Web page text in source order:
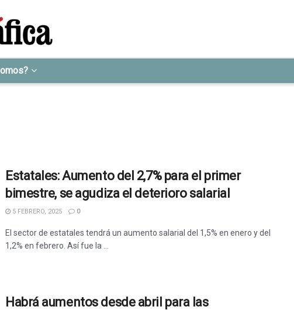
Estatales: Aumento del 2,7% para el primer
bimestre, se agudiza el deterioro salarial
5 FEBRERO, 2025 0
El sector de estatales tendrá un aumento salarial del 1,5% en enero y del
1,2% en febrero. Así fue la ...
Habrá aumentos desde abril para las